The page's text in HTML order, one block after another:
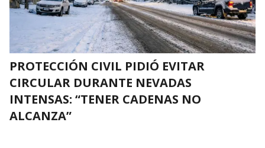
PROTECCIÓN CIVIL PIDIÓ EVITAR
CIRCULAR DURANTE NEVADAS
INTENSAS: “TENER CADENAS NO
ALCANZA”